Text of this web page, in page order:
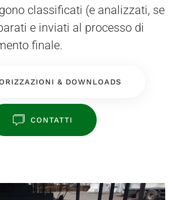
classificati (e analizzati, se
e inviati al processo di
finale.
& DOWNLOADS
CONTATTI